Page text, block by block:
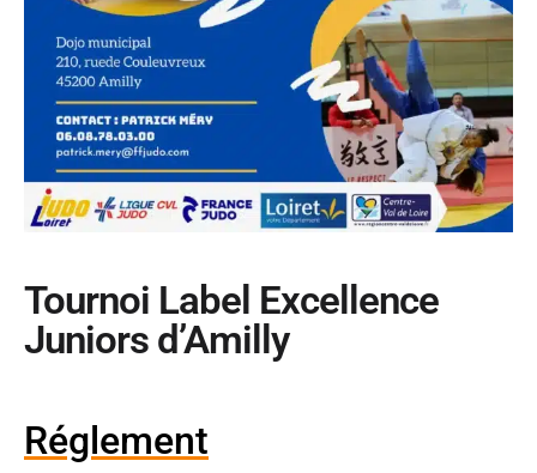
Tournoi Label Excellence
Juniors d’Amilly
Réglement